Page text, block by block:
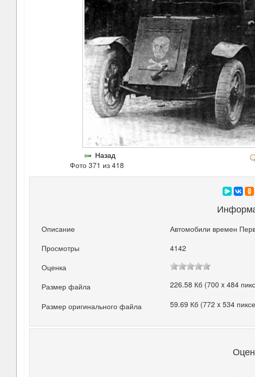
Назад
Фото 371 из 418
Описание
Автомобили времен
Просмотры
4142
Оценка
Размер файла
226.58 Кб (700 x 484
Размер оригинального файла 59.69 Кб (772 x 534